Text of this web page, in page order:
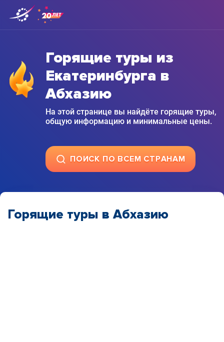
Горящие туры из
Екатеринбурга в
Абхазию
На этой странице вы найдёте горящие туры,
общую информацию и минимальные цены.
ПОИСК ПО ВСЕМ СТРАНАМ
Горящие туры в Абхазию